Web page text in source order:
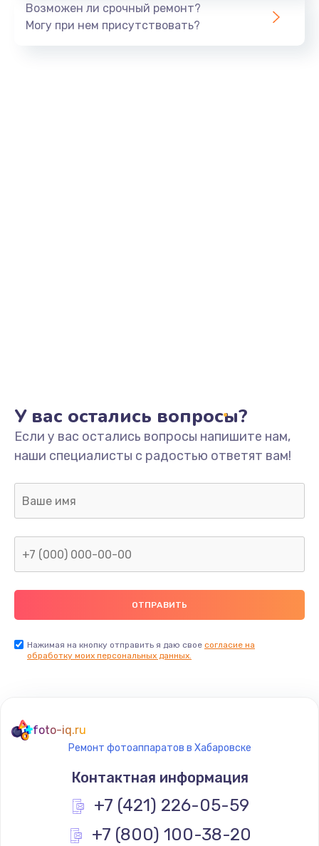
Возможен ли срочный ремонт?
Могу при нем присутствовать?
У вас остались вопросы?
Если у вас остались вопросы напишите нам,
наши специалисты с радостью ответят вам!
Нажимая на кнопку отправить я даю свое согласие на
обработку моих персональных данных.
foto-iq.ru
Ремонт фотоаппаратов в Хабаровске
Контактная информация
+7 (421) 226-05-59
+7 (800) 100-38-20